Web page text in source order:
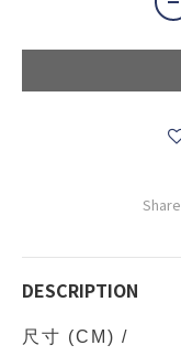
Share
DESCRIPTION
尺寸 (CM) /